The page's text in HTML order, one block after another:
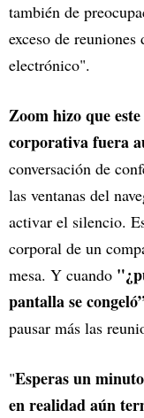
también de
exceso de
electrónico".
Zoom hizo que
corporativa fuera
conversación de
las ventanas del
activar el silencio.
corporal de un
mesa. Y cuando
pantalla se
pausar más las
"Esperas un
en realidad aún